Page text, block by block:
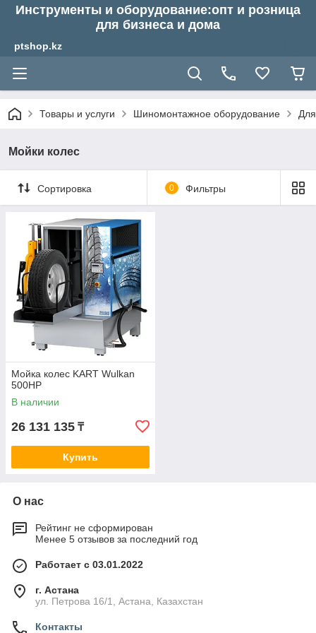
Инструменты и оборудование:опт и розница
для бизнеса и дома
ptshop.kz
Товары и услуги Шиномонтажное оборудование
Мойки колес
Сортировка 0 Фильтры
Мойка колес KART Wulkan
500HP
В наличии
26 131 135 ₸
Купить
О нас
Рейтинг не сформирован
Менее 5 отзывов за последний год
Работает с 03.01.2022
г. Астана
ул. Петрова 16/1, Астана, Казахстан
Контакты